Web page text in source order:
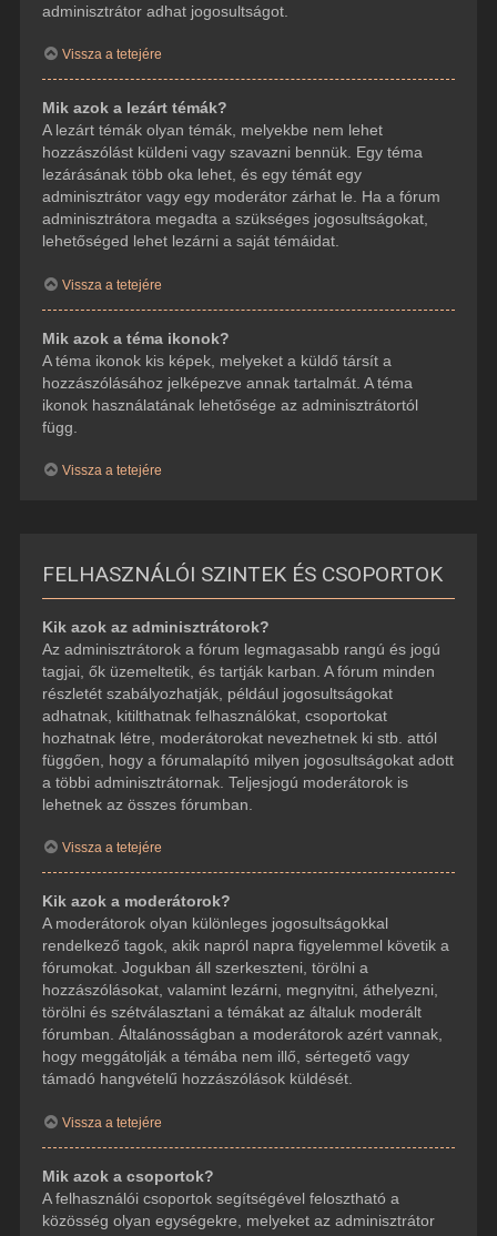
adminisztrátor adhat jogosultságot.
Vissza a tetejére
Mik azok a lezárt témák?
A lezárt témák olyan témák, melyekbe nem lehet
hozzászólást küldeni vagy szavazni bennük. Egy téma
lezárásának több oka lehet, és egy témát egy
adminisztrátor vagy egy moderátor zárhat le. Ha a fórum
adminisztrátora megadta a szükséges jogosultságokat,
lehetőséged lehet lezárni a saját témáidat.
Vissza a tetejére
Mik azok a téma ikonok?
A téma ikonok kis képek, melyeket a küldő társít a
hozzászólásához jelképezve annak tartalmát. A téma
ikonok használatának lehetősége az adminisztrátortól
függ.
Vissza a tetejére
FELHASZNÁLÓI SZINTEK ÉS CSOPORTOK
Kik azok az adminisztrátorok?
Az adminisztrátorok a fórum legmagasabb rangú és jogú
tagjai, ők üzemeltetik, és tartják karban. A fórum minden
részletét szabályozhatják, például jogosultságokat
adhatnak, kitilthatnak felhasználókat, csoportokat
hozhatnak létre, moderátorokat nevezhetnek ki stb. attól
függően, hogy a fórumalapító milyen jogosultságokat adott
a többi adminisztrátornak. Teljesjogú moderátorok is
lehetnek az összes fórumban.
Vissza a tetejére
Kik azok a moderátorok?
A moderátorok olyan különleges jogosultságokkal
rendelkező tagok, akik napról napra figyelemmel követik a
fórumokat. Jogukban áll szerkeszteni, törölni a
hozzászólásokat, valamint lezárni, megnyitni, áthelyezni,
törölni és szétválasztani a témákat az általuk moderált
fórumban. Általánosságban a moderátorok azért vannak,
hogy meggátolják a témába nem illő, sértegető vagy
támadó hangvételű hozzászólások küldését.
Vissza a tetejére
Mik azok a csoportok?
A felhasználói csoportok segítségével felosztható a
közösség olyan egységekre, melyeket az adminisztrátor